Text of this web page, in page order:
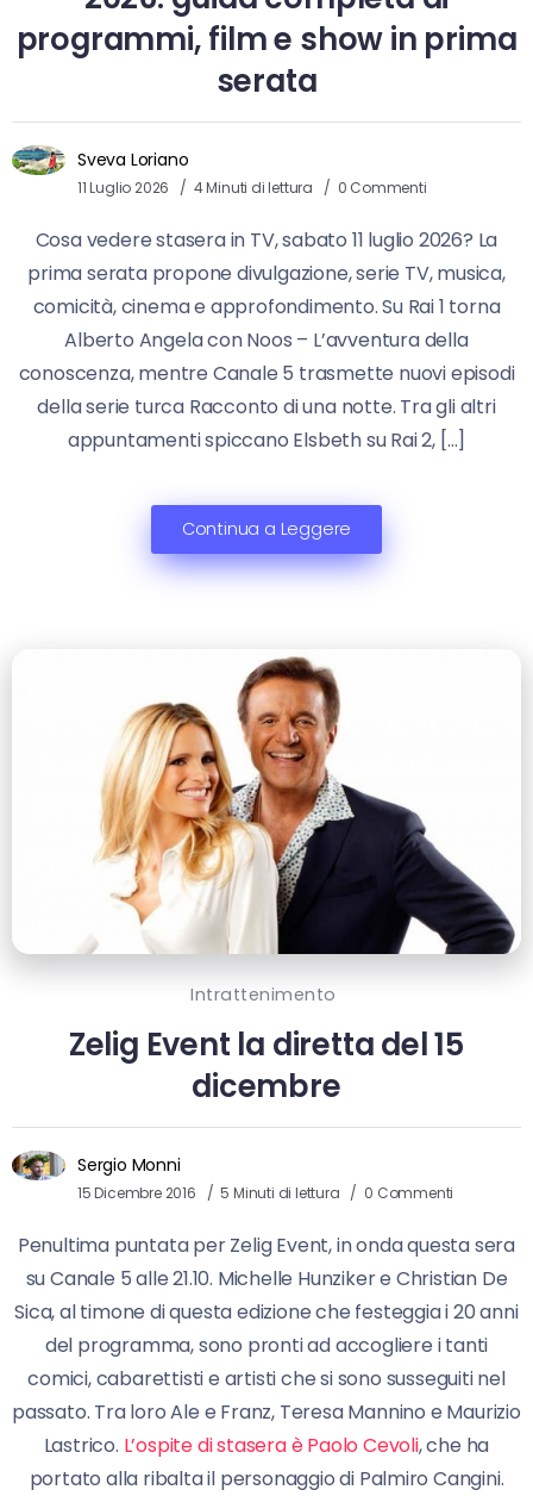
programmi, film e show in prima
serata
Sveva Loriano
11 Luglio 2026 4 Minuti di lettura 0 Commenti
Cosa vedere stasera in TV, sabato 11 luglio 2026? La
prima serata propone divulgazione, serie TV, musica,
comicità, cinema e approfondimento. Su Rai 1 torna
Alberto Angela con Noos – L’avventura della
conoscenza, mentre Canale 5 trasmette nuovi episodi
della serie turca Racconto di una notte. Tra gli altri
appuntamenti spiccano Elsbeth su Rai 2, […]
Continua a Leggere
Intrattenimento
Zelig Event la diretta del 15
dicembre
Sergio Monni
15 Dicembre 2016 5 Minuti di lettura 0 Commenti
Penultima puntata per Zelig Event, in onda questa sera
su Canale 5 alle 21.10. Michelle Hunziker e Christian De
Sica, al timone di questa edizione che festeggia i 20 anni
del programma, sono pronti ad accogliere i tanti
comici, cabarettisti e artisti che si sono susseguiti nel
passato. Tra loro Ale e Franz, Teresa Mannino e Maurizio
Lastrico. L’ospite di stasera è Paolo Cevoli, che ha
portato alla ribalta il personaggio di Palmiro Cangini.